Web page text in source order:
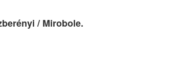
/ Mirobole.